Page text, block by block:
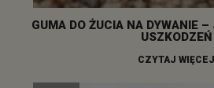
GUMA DO ŻUCIA NA DYWANIE
USZKODZEŃ
CZYTAJ WIĘCEJ